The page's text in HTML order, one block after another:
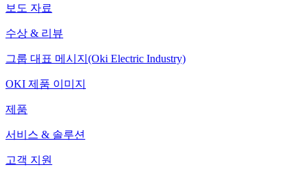
보도 자료
수상 & 리뷰
그룹 대표 메시지(Oki Electric Industry)
OKI 제품 이미지
제품
서비스 & 솔루션
고객 지원